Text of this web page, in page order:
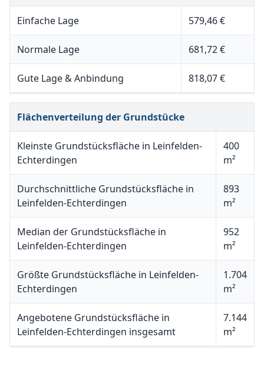
Einfache Lage 579,46 €
Normale Lage 681,72 €
Gute Lage & Anbindung 818,07 €
Flächenverteilung der Grundstücke
Kleinste Grundstücksfläche in Leinfelden-
Echterdingen
400
m²
Durchschnittliche Grundstücksfläche in
Leinfelden-Echterdingen
893
m²
Median der Grundstücksfläche in
Leinfelden-Echterdingen
952
m²
Größte Grundstücksfläche in Leinfelden-
Echterdingen
1.704
m²
Angebotene Grundstücksfläche in
Leinfelden-Echterdingen insgesamt
7.144
m²